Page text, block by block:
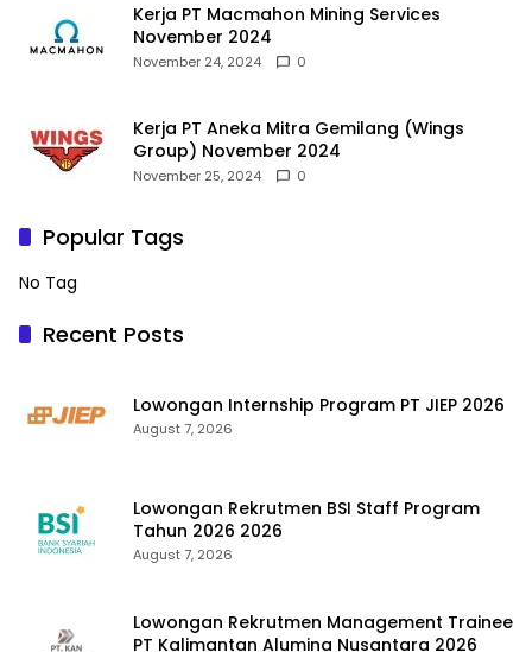
Kerja PT Macmahon Mining Services
November 2024
November 24, 2024 0
Kerja PT Aneka Mitra Gemilang (Wings
Group) November 2024
November 25, 2024 0
Popular Tags
No Tag
Recent Posts
Lowongan Internship Program PT JIEP 2026
August 7, 2026
Lowongan Rekrutmen BSI Staff Program
Tahun 2026 2026
August 7, 2026
Lowongan Rekrutmen Management Trainee
PT Kalimantan Alumina Nusantara 2026